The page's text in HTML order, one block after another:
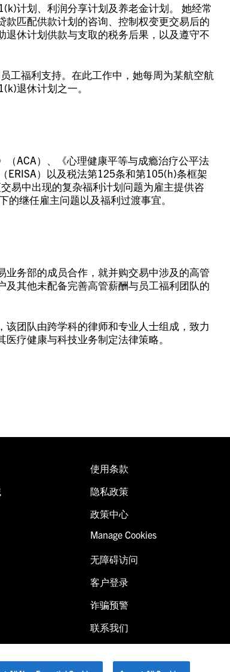
计划、利润分享计划及养老金计划。 她经常
匹配供款计划的咨询、控制权变更交易后的
休计划供款与支取的税务后果，以及遵守不
工福利支持。在此工作中，她每周为某航空航
退休计划之一。
ACA）、《心理健康平等与成瘾治疗公平法
ERISA）以及税法第125条和第105(h)条框架
易中出现的复杂福利计划问题为雇主提供咨
的继任雇主问题以及福利过渡事宜。
务部的成员合作，就并购交易中涉及的高管
其他未配备完善高管薪酬与员工福利团队的
团队由跨学科的律师和专业人士组成，致力
疗健康与科技业务制定法律策略。
使用条款
隐私政策
政策中心
Manage Cookies
无障碍访问
客户登录
诈骗预警
联系我们